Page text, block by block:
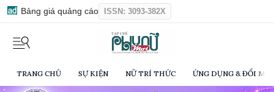
Bảng giá quảng cáo ISSN: 3093-382X
TRANG CHỦ SỰ KIỆN NỮ TRÍ THỨC ỨNG DỤNG & ĐỔI